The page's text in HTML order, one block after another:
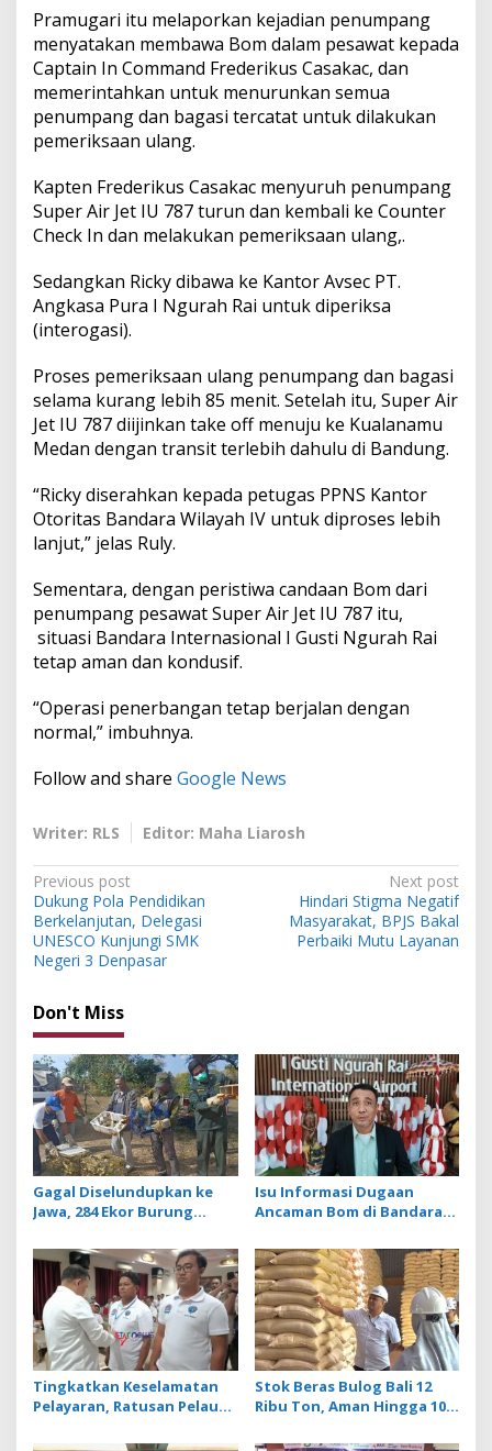
Pramugari itu melaporkan kejadian penumpang
menyatakan membawa Bom dalam pesawat kepada
Captain In Command Frederikus Casakac, dan
memerintahkan untuk menurunkan semua
penumpang dan bagasi tercatat untuk dilakukan
pemeriksaan ulang.
Kapten Frederikus Casakac menyuruh penumpang
Super Air Jet IU 787 turun dan kembali ke Counter
Check In dan melakukan pemeriksaan ulang,.
Sedangkan Ricky dibawa ke Kantor Avsec PT.
Angkasa Pura I Ngurah Rai untuk diperiksa
(interogasi).
Proses pemeriksaan ulang penumpang dan bagasi
selama kurang lebih 85 menit. Setelah itu, Super Air
Jet IU 787 diijinkan take off menuju ke Kualanamu
Medan dengan transit terlebih dahulu di Bandung.
“Ricky diserahkan kepada petugas PPNS Kantor
Otoritas Bandara Wilayah IV untuk diproses lebih
lanjut,” jelas Ruly.
Sementara, dengan peristiwa candaan Bom dari
penumpang pesawat Super Air Jet IU 787 itu,
situasi Bandara Internasional I Gusti Ngurah Rai
tetap aman dan kondusif.
“Operasi penerbangan tetap berjalan dengan
normal,” imbuhnya.
Follow and share Google News
Writer: RLS Editor: Maha Liarosh
P
o
s
t
n
a
v
i
g
a
t
i
o
n
Previous post
Dukung Pola Pendidikan
Berkelanjutan, Delegasi
UNESCO Kunjungi SMK
Negeri 3 Denpasar
Next post
Hindari Stigma Negatif
Masyarakat, BPJS Bakal
Perbaiki Mutu Layanan
Don't Miss
Gagal Diselundupkan ke
Jawa, 284 Ekor Burung
Dilepasliarkan Cegah
Ancaman Penyakit
Isu Informasi Dugaan
Ancaman Bom di Bandara
Benar, Operasional
Penerbangan Lancar
Tingkatkan Keselamatan
Pelayaran, Ratusan Pelaut
dan JMPR
Stok Beras Bulog Bali 12
Ribu Ton, Aman Hingga 10